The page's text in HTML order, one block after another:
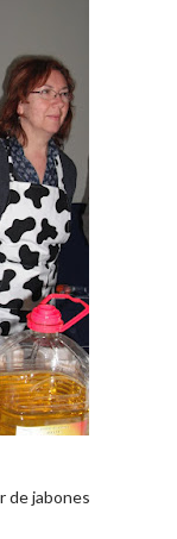
de jabones